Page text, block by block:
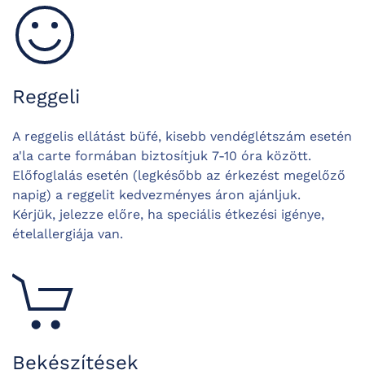
Reggeli
A reggelis ellátást büfé, kisebb vendéglétszám esetén
a'la carte formában biztosítjuk 7-10 óra között.
Előfoglalás esetén (legkésőbb az érkezést megelőző
napig) a reggelit kedvezményes áron ajánljuk.
Kérjük, jelezze előre, ha speciális étkezési igénye,
ételallergiája van.
Bekészítések